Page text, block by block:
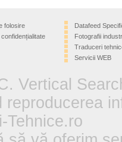
folosire
Datafeed
Fotografii
Traduceri
Servicii WEB
Vertical
reproducerea
Tehnice.ro